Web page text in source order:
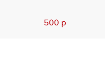
500 р